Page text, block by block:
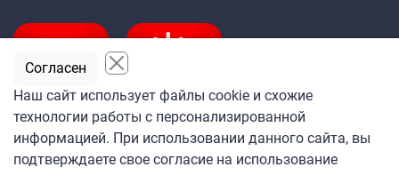
Подпишитесь
на ежедневную рассылку
Наш сайт использует файлы cookie и схожие
технологии работы с персонализированной
информацией. При использовании данного сайта, вы
подтверждаете свое согласие на использование
Согласен